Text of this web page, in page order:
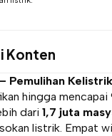
Konten
Pemulihan
hingga mencapai
dari 1,7 juta
listrik. Empat